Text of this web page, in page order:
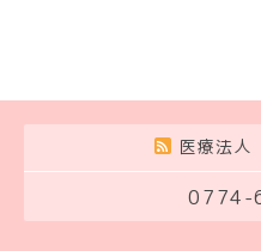
医療法
0774-